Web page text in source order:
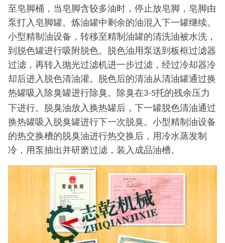
至皂脚桶，当皂脚含较多油时，停止放皂脚，皂脚由
泵打入皂脚罐。炼油罐中剩余的油混入下一罐继续。
小型精制油设备，转移至精制油罐的清洗油被水洗，
到脱色罐进行吸附脱色。脱色油用泵送到板框过滤器
过滤，再转入抛光过滤机进一步过滤，经过冷却器冷
却后进入脱色清油灌。脱色后的清油从清油罐通过换
热罐吸入除臭罐进行除臭。除臭在3-5托的残余压力
下进行。脱臭油放入换热罐后，下一罐脱色清油通过
换热罐吸入脱臭罐进行下一次脱臭。小型精制油设备
的热交换槽的脱臭油进行热交换后，用冷水蒸发制
冷，用泵抽出并研磨过滤，装入成品油槽。